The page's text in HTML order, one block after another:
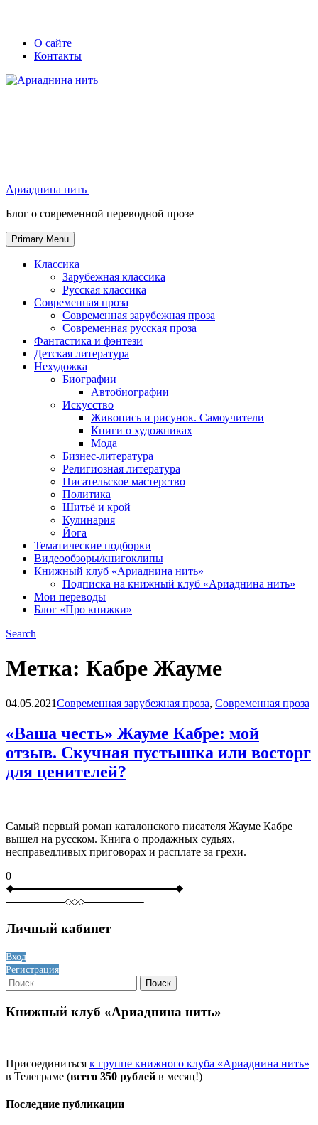
Skip
Secondary
left
navigation
Secondary
right
navigation
О сайте
Контакты
Ариаднина нить
Блог о современной переводной прозе
Primary Menu
Классика
Зарубежная классика
Русская классика
Современная проза
Современная зарубежная проза
Современная русская проза
Фантастика и фэнтези
Детская литература
Нехудожка
Биографии
Автобиографии
Искусство
Живопись и рисунок. Самоучители
Книги о художниках
Мода
Бизнес-литература
Религиозная литература
Писательское мастерство
Политика
Шитьё и крой
Кулинария
Йога
Тематические подборки
Видеообзоры/книгоклипы
Книжный клуб «Ариаднина нить»
Подписка на книжный клуб «Ариаднина нить»
Мои переводы
Блог «Про книжки»
Search
Метка: Кабре Жауме
Blog
04.05.2021Современная зарубежная проза, Современная проза
«Ваша честь» Жауме Кабре: мой
отзыв. Скучная пустышка или восторг
для ценителей?
Самый первый роман каталонского писателя Жауме Кабре
вышел на русском. Книга о продажных судьях,
несправедливых приговорах и расплате за грехи.
0
Личный кабинет
Вход
Регистрация
Найти:
Книжный клуб «Ариаднина нить»
Присоединиться к группе книжного клуба «Ариаднина нить»
в Телеграме (всего 350 рублей в месяц!)
Последние публикации